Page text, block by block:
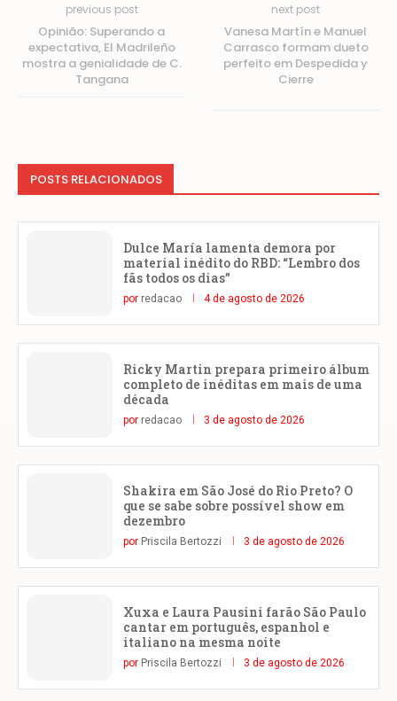
previous post
Opinião: Superando a
expectativa, El Madrileño
mostra a genialidade de C.
Tangana
next post
Vanesa Martín e Manuel
Carrasco formam dueto
perfeito em Despedida y
Cierre
POSTS RELACIONADOS
Dulce María lamenta demora por
material inédito do RBD: “Lembro dos
fãs todos os dias”
por redacao 4 de agosto de 2026
Ricky Martin prepara primeiro álbum
completo de inéditas em mais de uma
década
por redacao 3 de agosto de 2026
Shakira em São José do Rio Preto? O
que se sabe sobre possível show em
dezembro
por Priscila Bertozzi 3 de agosto de 2026
Xuxa e Laura Pausini farão São Paulo
cantar em português, espanhol e
italiano na mesma noite
por Priscila Bertozzi 3 de agosto de 2026